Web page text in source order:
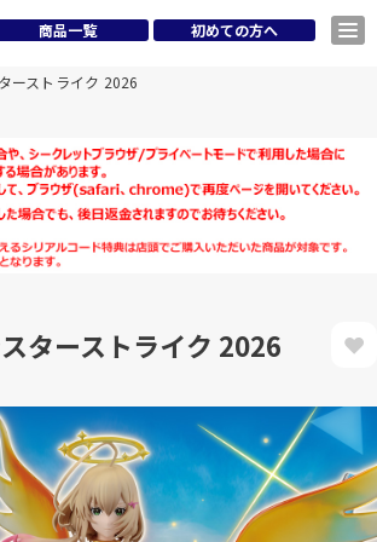
商品一覧 初めての方へ
ーストライク 2026
ターストライク 2026